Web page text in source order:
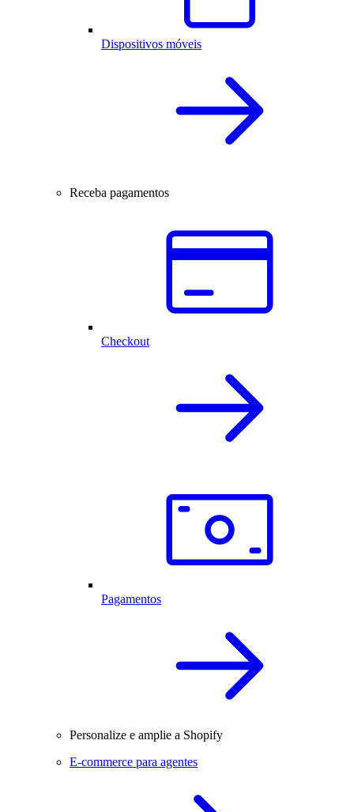
Dispositivos móveis
Receba pagamentos
Checkout
Pagamentos
Personalize e amplie a Shopify
E-commerce para agentes